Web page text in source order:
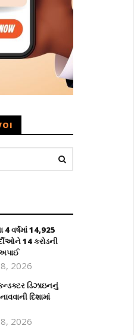
વર્ષમાં 14,925
14 કરોડની
2026
ડિઝાઇનનું
દિશામાં
2026